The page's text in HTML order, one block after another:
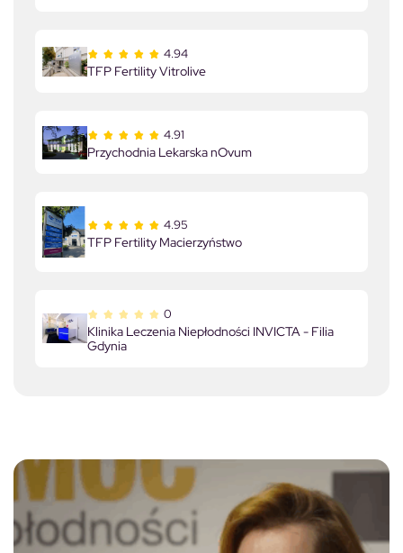
4.94
TFP Fertility Vitrolive
4.91
Przychodnia Lekarska nOvum
4.95
TFP Fertility Macierzyństwo
0
Klinika Leczenia Niepłodności INVICTA - Filia
Gdynia